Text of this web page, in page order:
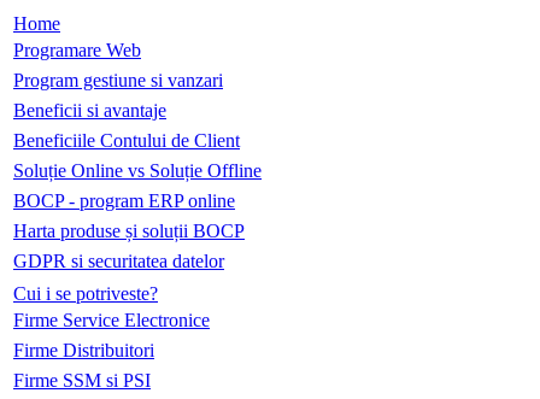
Home
Programare Web
Program gestiune si vanzari
Beneficii si avantaje
Beneficiile Contului de Client
Soluție Online vs Soluție Offline
BOCP - program ERP online
Harta produse și soluții BOCP
GDPR si securitatea datelor
Cui i se potriveste?
Firme Service Electronice
Firme Distribuitori
Firme SSM si PSI